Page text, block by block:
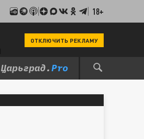
18+
ОТКЛЮЧИТЬ РЕКЛАМУ